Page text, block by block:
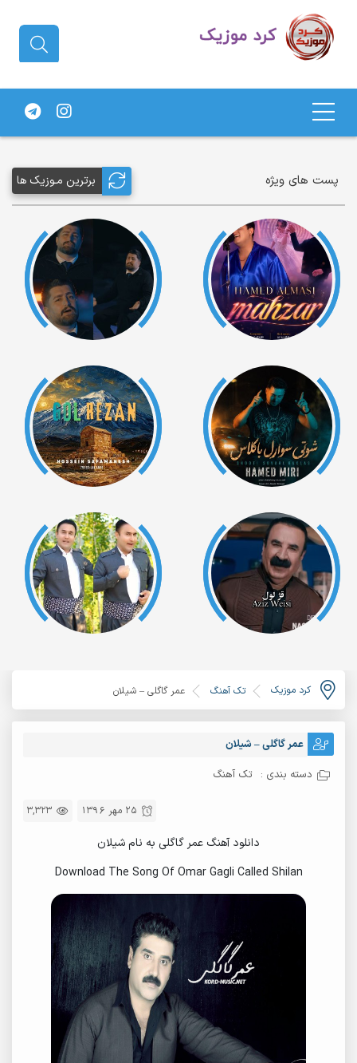
های کردی
پست های ویژه برترین مـوزیک ها
کرد موزیک تک آهنگ عمر گاگلی – شیلان
عمر گاگلی – شیلان
دسته بندی : تک آهنگ
3,323 25 مهر 1396
دانلود آهنگ عمر گاگلی به نام شیلان
Download The Song Of Omar Gagli Called Shilan